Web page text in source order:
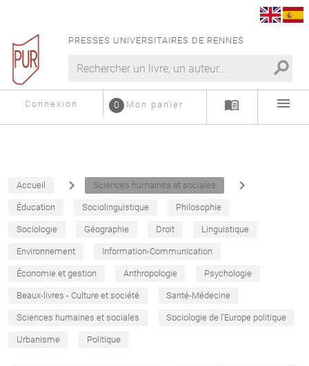
PRESSES UNIVERSITAIRES DE RENNES
search
Connexion Mon panier
0 menu_book menu
Accueil navigate_next Sciences humaines et sociales navigate_next
Éducation Sociolinguistique Philosophie
Sociologie Géographie Droit Linguistique
Environnement Information-Communication
Économie et gestion Anthropologie Psychologie
Beaux-livres - Culture et société Santé-Médecine
Sciences humaines et sociales Sociologie de l'Europe politique
Urbanisme Politique